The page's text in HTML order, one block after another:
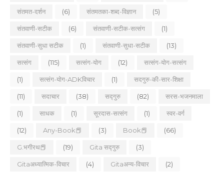
संतमत-दर्शन (6) संतमतका-शब्द-विज्ञान (5)
संतवाणी-सटीक (6) संतवाणी-सटीक-सत्संग (1)
संतवाणी-सुधा सटीक (1) संतवाणी-सुधा-सटीक (13)
सत्संग (115) सत्संग-योग (12) सत्संग-योग-सत्संग
(1) सत्संग-योग-ADKविचार (1) सदगुरु-की-सार-शिक्षा
(11) सदाचार (38) सद्गुरु (82) सरस-भजनमाला
(1) साधक (1) सूरदास-सत्संग (1) स्वर-वर्ग
(12) Any-Book📕 (3) Book📕 (66)
G.भगीरथ📕 (19) Gita सद्गुरु (3)
Gitaअध्यात्मिक-विचार (4) Gitaअन्य-विचार (2)